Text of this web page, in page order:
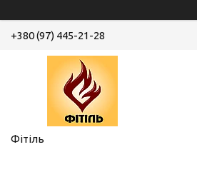
+380 (97) 445-21-28
Фітіль